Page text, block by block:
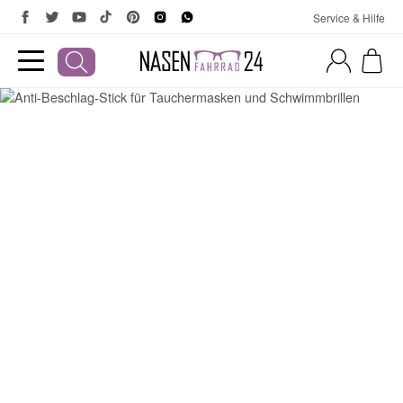
Service & Hilfe